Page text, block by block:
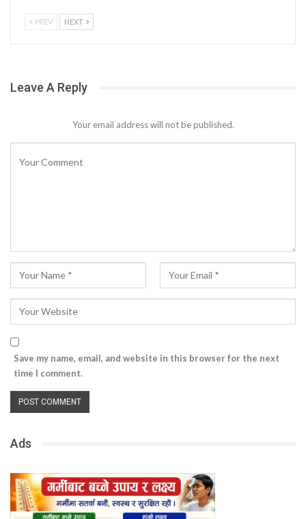
PREV NEXT
Leave A Reply
Your email address will not be published.
Save my name, email, and website in this browser for the next
time I comment.
Ads